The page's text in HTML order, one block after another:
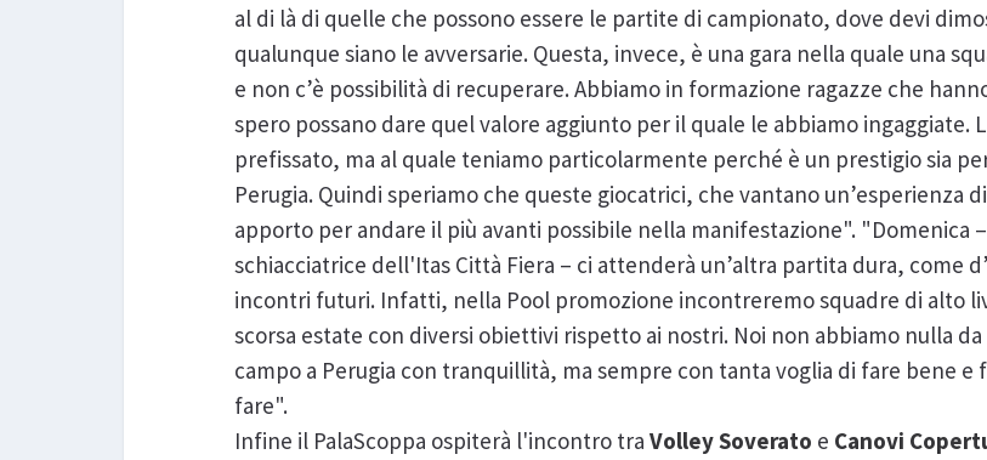
al di là di quelle che possono essere le partite di campionato, dove devi
qualunque siano le avversarie. Questa, invece, è una gara nella quale una
e non c’è possibilità di recuperare. Abbiamo in formazione ragazze che
spero possano dare quel valore aggiunto per il quale le abbiamo ingaggiate.
prefissato, ma al quale teniamo particolarmente perché è un prestigio sia
Perugia. Quindi speriamo che queste giocatrici, che vantano un’esperienza
apporto per andare il più avanti possibile nella manifestazione". "Domenica
schiacciatrice dell'Itas Città Fiera – ci attenderà un’altra partita dura, come
incontri futuri. Infatti, nella Pool promozione incontreremo squadre di alto
scorsa estate con diversi obiettivi rispetto ai nostri. Noi non abbiamo nulla
campo a Perugia con tranquillità, ma sempre con tanta voglia di fare bene
fare".
Infine il PalaScoppa ospiterà l'incontro tra Volley Soverato e Canovi